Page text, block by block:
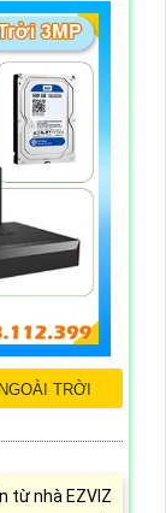
TRỜI
từ nhà EZVIZ